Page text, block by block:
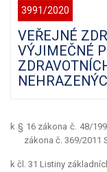
3991/2020
VEŘEJNÉ
VÝJIMEČNÉ
k § 16 zákona č. 48/
zákona č. 369/2011
k čl. 31 Listiny